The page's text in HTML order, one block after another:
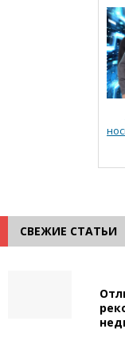
СВЕЖИЕ СТАТЬИ